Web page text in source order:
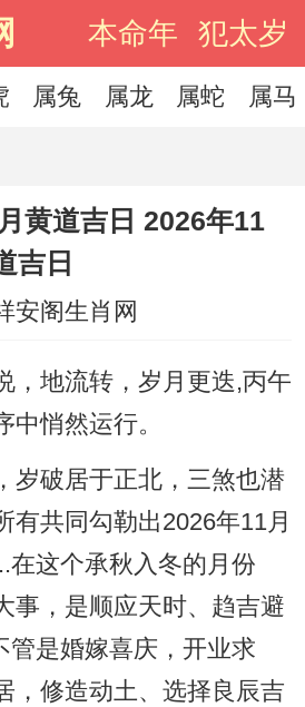
本命年 犯太岁
属兔 属龙 属蛇 属马
黄道吉日 2026年11
吉日
安阁生肖网
，地流转，岁月更迭,丙午
中悄然运行。
岁破居于正北，三煞也潜
有共同勾勒出2026年11月
在这个承秋入冬的月份
事，是顺应天时、趋吉避
管是婚嫁喜庆，开业求
，修造动土、选择良辰吉